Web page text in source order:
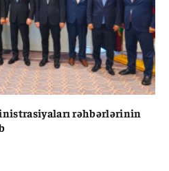
rəhbərlərinin